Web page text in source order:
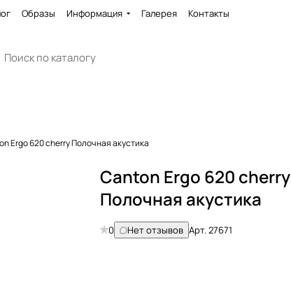
Образы Информация Галерея Контакты
Ergo 620 cherry Полочная акустика
Canton Ergo 620 cherry
Полочная акустика
0 Нет отзывов Арт.27671